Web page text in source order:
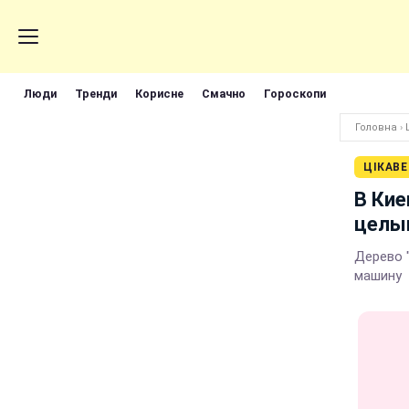
Люди Тренди Корисне Смачно Гороскопи
Головна ›
ЦІКАВЕ
В
Дерево
машину